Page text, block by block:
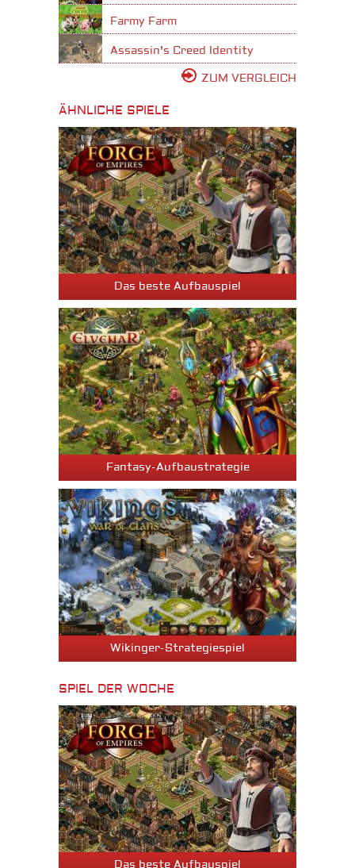
Farmy Farm
Assassin's Creed Identity
ZUM VERGLEICH
ÄHNLICHE SPIELE
Das beste Aufbauspiel
Fantasy-Aufbaustrategie
Wikinger-Strategiespiel
SPIEL DER WOCHE
Das beste Aufbauspiel